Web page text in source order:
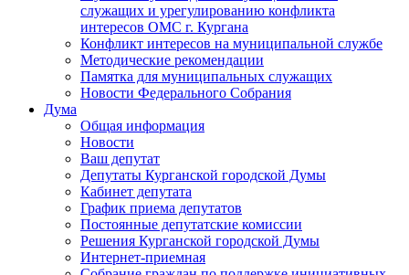
служащих и урегулированию конфликта
интересов ОМС г. Кургана
Конфликт интересов на муниципальной службе
Методические рекомендации
Памятка для муниципальных служащих
Новости Федерального Cобрания
Дума
Общая информация
Новости
Ваш депутат
Депутаты Курганской городской Думы
Кабинет депутата
График приема депутатов
Постоянные депутатские комиссии
Решения Курганской городской Думы
Интернет-приемная